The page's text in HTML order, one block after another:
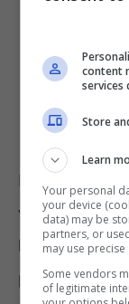
La
verrà
beneficiato
particolare, è
content
services
Store
Learn
Your personal
your device
data) may be
partners, or
may use
Some vendors
of legitimate